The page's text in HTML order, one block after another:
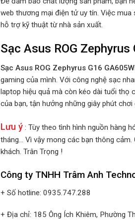
web thương mại điện tử uy tín. Việc
hỗ trợ kỹ thuật từ nhà sản xuất.
Sạc Asus ROG
Sạc Asus ROG Zephyrus G16
gaming của mình. Với công nghệ sạc
laptop hiệu quả mà còn kéo dài tuổi thọ
của bạn, tận hưởng những giây phút
Lưu ý : Tùy theo tình hình nguồn hàng
tháng… Vì vậy mong các bạn thông
khách. Trân Trọng !
Công ty TNHH Trâm Anh
+ Số hotline: 0935.747.288
+ Địa chỉ: 185 Ông Ích Khiêm, Phường